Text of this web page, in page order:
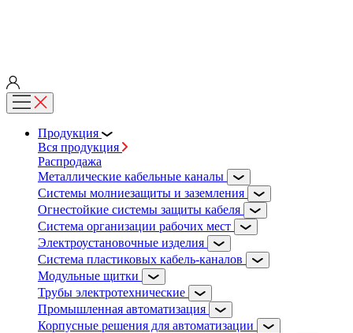
Продукция
Вся продукция
Распродажа
Металлические кабельные каналы
Системы молниезащиты и заземления
Огнестойкие системы защиты кабеля
Система организации рабочих мест
Электроустановочные изделия
Система пластиковых кабель-каналов
Модульные щитки
Трубы электротехнические
Промышленная автоматизация
Корпусные решения для автоматизации